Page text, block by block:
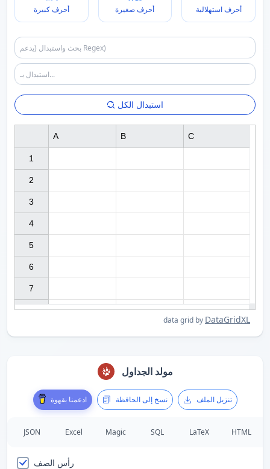
أحرف كبيرة أحرف صغيرة أحرف استهلالية
استبدال الكل
1
2
3
4
5
6
7
A B C
data grid by DataGridXL
مولد الجداول
ادعمنا بقهوة نسخ إلى الحافظة تنزيل الملف
JSON Excel Magic SQL LaTeX HTML
رأس الصف